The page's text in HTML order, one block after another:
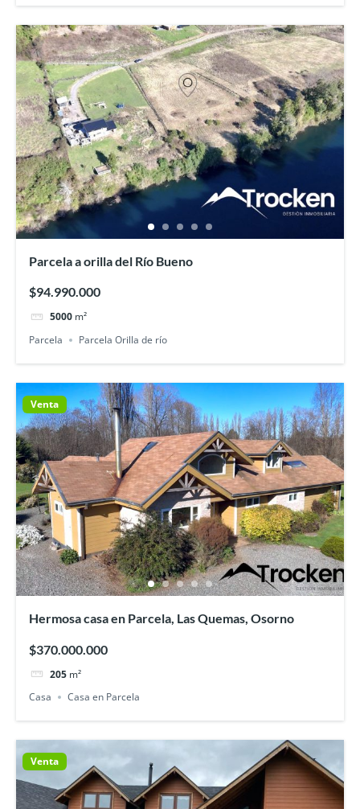
Parcela a orilla del Río Bueno
$94.990.000
5000 m²
Parcela
Parcela Orilla de río
Venta
Hermosa casa en Parcela, Las Quemas, Osorno
$370.000.000
205 m²
Casa
Casa en Parcela
Venta